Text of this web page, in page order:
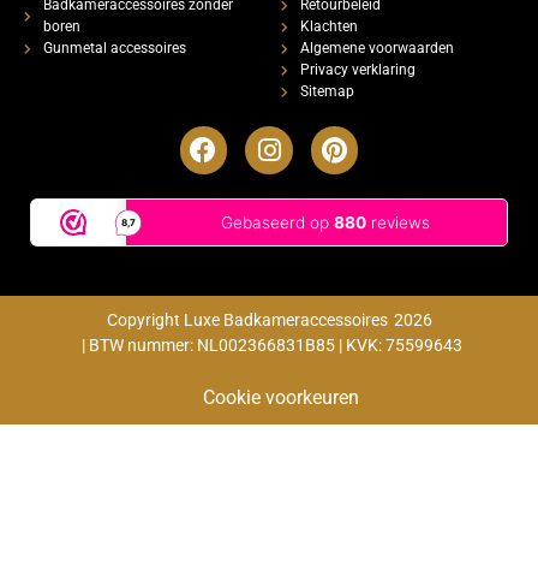
Badkameraccessoires zonder
boren
Gunmetal accessoires
Retourbeleid
Klachten
Algemene voorwaarden
Privacy verklaring
Sitemap
Copyright Luxe Badkameraccessoires 2026
| BTW nummer: NL002366831B85 | KVK: 75599643
Cookie voorkeuren